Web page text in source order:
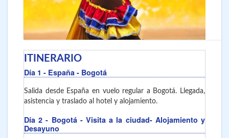
ITINERARIO
Día 1 - España - Bogotá
Salida desde España en vuelo regular a Bogotá. Llegada,
asistencia y traslado al hotel y alojamiento.
Día 2 - Bogotá - Visita a la ciudad- Alojamiento y
Desayuno